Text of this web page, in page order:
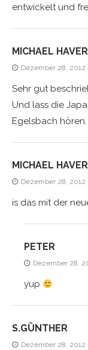
entwickelt und
MICHAEL
Dezember 28, 2012
Sehr gut
Und lass die
Egelsbach hören.
MICHAEL
Dezember 28, 2012
is das mit der
PETER
Dezember 28,
yup
S.GÜNTHER
Dezember 28, 2012